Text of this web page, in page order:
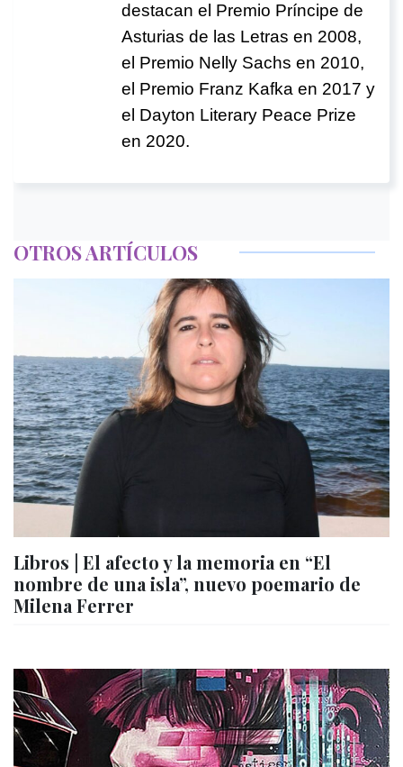
destacan el Premio Príncipe de
Asturias de las Letras en 2008,
el Premio Nelly Sachs en 2010,
el Premio Franz Kafka en 2017 y
el Dayton Literary Peace Prize
en 2020.
OTROS ARTÍCULOS
Libros | El afecto y la memoria en “El
nombre de una isla”, nuevo poemario de
Milena Ferrer